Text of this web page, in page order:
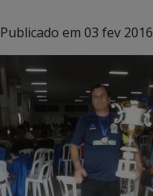
Publicado em 03 fev 2016